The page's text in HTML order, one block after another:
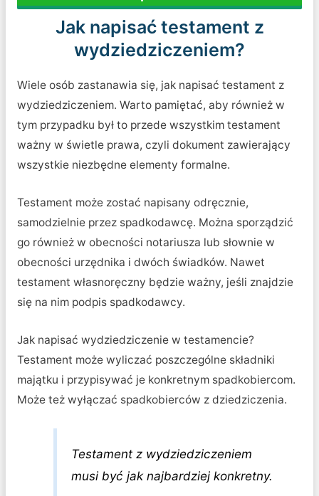
Jak napisać testament z
wydziedziczeniem?
Wiele osób zastanawia się, jak napisać testament z
wydziedziczeniem. Warto pamiętać, aby również w
tym przypadku był to przede wszystkim testament
ważny w świetle prawa, czyli dokument zawierający
wszystkie niezbędne elementy formalne.
Testament może zostać napisany odręcznie,
samodzielnie przez spadkodawcę. Można sporządzić
go również w obecności notariusza lub słownie w
obecności urzędnika i dwóch świadków. Nawet
testament własnoręczny będzie ważny, jeśli znajdzie
się na nim podpis spadkodawcy.
Jak napisać wydziedziczenie w testamencie?
Testament może wyliczać poszczególne składniki
majątku i przypisywać je konkretnym spadkobiercom.
Może też wyłączać spadkobierców z dziedziczenia.
Testament z wydziedziczeniem
musi być jak najbardziej konkretny.